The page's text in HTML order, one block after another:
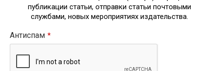
публикации статьи, отправки статьи почтовыми
службами, новых мероприятиях издательства.
Антиспам *